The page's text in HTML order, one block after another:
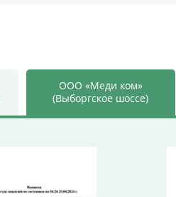
ООО «Меди ком»
(Выборгское шоссе)